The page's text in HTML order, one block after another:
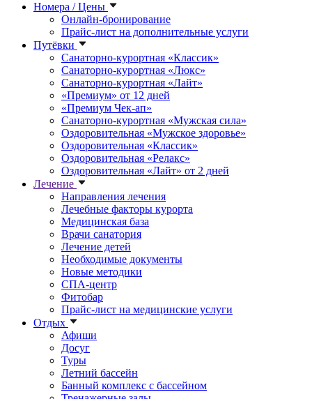
Номера / Цены
Онлайн-бронирование
Прайс-лист на дополнительные услуги
Путёвки
Санаторно-курортная «Классик»
Санаторно-курортная «Люкс»
Санаторно-курортная «Лайт»
«Премиум» от 12 дней
«Премиум Чек-ап»
Санаторно-курортная «Мужская сила»
Оздоровительная «Мужское здоровье»
Оздоровительная «Классик»
Оздоровительная «Релакс»
Оздоровительная «Лайт» от 2 дней
Лечение
Направления лечения
Лечебные факторы курорта
Медицинская база
Врачи санатория
Лечение детей
Необходимые документы
Новые методики
СПА-центр
Фитобар
Прайс-лист на медицинские услуги
Отдых
Афиши
Досуг
Туры
Летний бассейн
Банный комплекс с бассейном